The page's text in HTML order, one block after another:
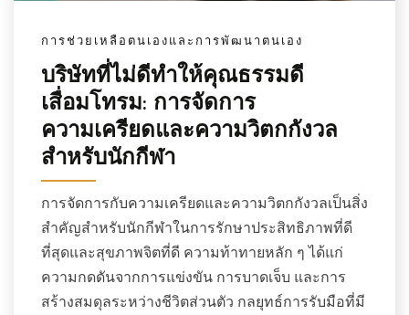
การช่วยเหลือตนเองและการพัฒนาตนเอง
บริษัทที่ไม่ดีทำให้คุณธรรมดี
เสื่อมโทรม: การจัดการ
ความเครียดและความวิตกกังวล
สำหรับนักกีฬา
การจัดการกับความเครียดและความวิตกกังวลเป็นสิ่ง
สำคัญสำหรับนักกีฬาในการรักษาประสิทธิภาพที่ดี
ที่สุดและสุขภาพจิตที่ดี ความท้าทายหลัก ๆ ได้แก่
ความกดดันจากการแข่งขัน การบาดเจ็บ และการ
สร้างสมดุลระหว่างชีวิตส่วนตัว กลยุทธ์การรับมือที่มี